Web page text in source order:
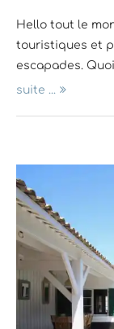
Hello tout le
touristiques et
escapades.
suite ...